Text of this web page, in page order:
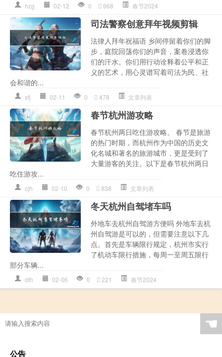
hzg 02-12 0 968 春节2024
司法警察创意拜年视频剪辑
法律人拜年祝福语 乡间停留着你们的脚
步，庭院回荡你们的声音，案卷浸透你
们的汗水。你们用行动诠释着公平和正
义的艺术，用心灵谱写着司法为民、社
会和谐的...
sfj 02-11 0 478 文章列表
春节杭州游攻略
春节杭州两日吃住游攻略。 春节是旅游
的热门时期，而杭州作为中国的历史文
化名城和著名的旅游城市，更是受到了
大量游客的关注。以下是春节杭州两日
吃住游攻...
cjh 02-10 0 838 文章列表
冬天杭州自驾堵车吗
外地车去杭州自驾游方便吗 外地车去杭
州自驾游是可以的，但需要注意以下几
点。首先是车辆限行规定，杭州市实行
了机动车限行措施，每周一至周五限行
部分车辆...
dth 02-06 0 221 春节2024
☚
公告